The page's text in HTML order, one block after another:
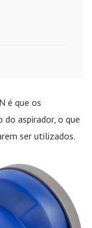
é que os
do aspirador, o que
ser utilizados.